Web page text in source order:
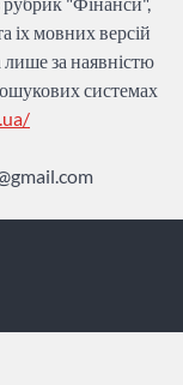
іх мовних версій
за наявністю
системах